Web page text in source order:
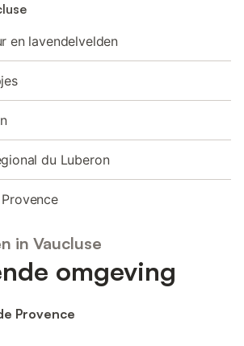
en lavendelvelden
du Luberon
in Vaucluse
omgeving
Provence